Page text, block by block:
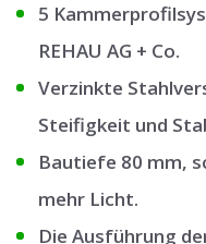
5
REHAU AG + Co.
Verzinkte
Steifigkeit und
Bautiefe 80 mm,
mehr Licht.
Die Ausführung